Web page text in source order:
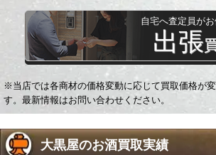
自宅へ査定員が
出張
※当店では各商材の価格変動に応じて買取価格が
す。最新情報はお問い合わせください。
大黒屋のお酒買取実績